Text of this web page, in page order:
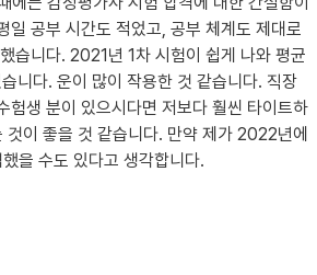
일 공부 시간도 적었고, 공부 체계도 제대로
습니다. 2021년 1차 시험이 쉽게 나와 평균
니다. 운이 많이 작용한 것 같습니다. 직장
험생 분이 있으시다면 저보다 훨씬 타이트하
것이 좋을 것 같습니다. 만약 제가 2022년에
을 수도 있다고 생각합니다.